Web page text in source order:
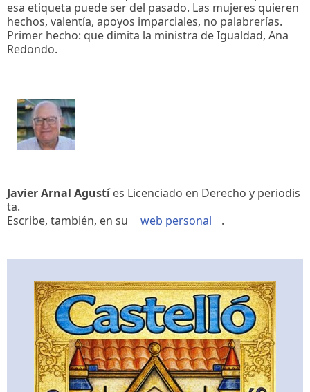
esa etiqueta puede ser del pasado. Las mujeres quieren
hechos, valentía, apoyos imparciales, no palabrerías.
Primer hecho: que dimita la ministra de Igualdad, Ana
Redondo.
Javier Arnal Agustíes Licenciado en Derecho y periodis
ta.
Escribe, también, en su
web personal .